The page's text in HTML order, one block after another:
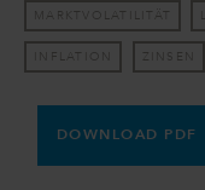
MARKTVOLATILITÄT
INFLATION ZINSEN
DOWNLOAD PDF